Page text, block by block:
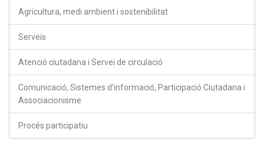
Agricultura, medi ambient i sostenibilitat
Serveis
Atenció ciutadana i Servei de circulació
Comunicació, Sistemes d’informació, Participació Ciutadana i
Associacionisme
Procés participatiu